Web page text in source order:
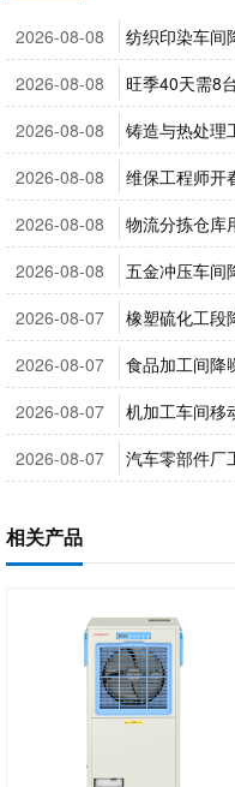
2026-08-08
纺织印染车间
2026-08-08
旺季40天需8
2026-08-08
铸造与热处理
2026-08-08
维保工程师开
2026-08-08
物流分拣仓库
2026-08-08
五金冲压车间
2026-08-07
橡塑硫化工段
2026-08-07
食品加工间降
2026-08-07
机加工车间移
2026-08-07
汽车零部件厂
相关产品